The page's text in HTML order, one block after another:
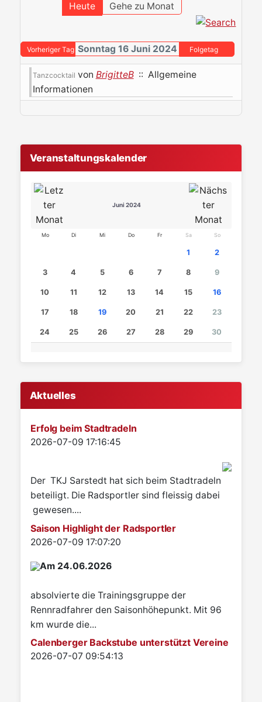
Heute
Gehe zu Monat
Vorheriger Tag Sonntag 16 Juni 2024 Folgetag
Tanzcocktail von BrigitteB:: Allgemeine
Informationen
Veranstaltungskalender
Juni 2024
Mo Di Mi Do Fr Sa So
1 2
3 4 5 6 7 8 9
10 11 12 13 14 15 16
17 18 19 20 21 22 23
24 25 26 27 28 29 30
Aktuelles
Erfolg beim Stadtradeln
Details
2026-07-09 17:16:45
Der TKJ Sarstedt hat sich beim Stadtradeln
beteiligt. Die Radsportler sind fleissig dabei
gewesen....
Saison Highlight der Radsportler
Details
2026-07-09 17:07:20
Am 24.06.2026
absolvierte die Trainingsgruppe der
Rennradfahrer den Saisonhöhepunkt. Mit 96
km wurde die...
Calenberger Backstube unterstützt Vereine
Details
2026-07-07 09:54:13